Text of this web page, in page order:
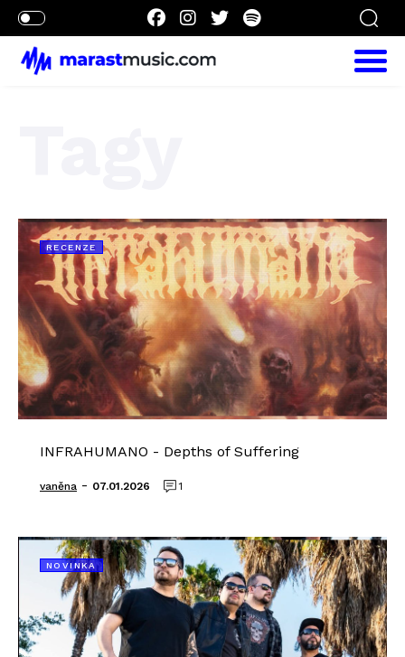
RECENZE
INFRAHUMANO - Depths of Suffering
vaněna - 07.01.2026 1
NOVINKA